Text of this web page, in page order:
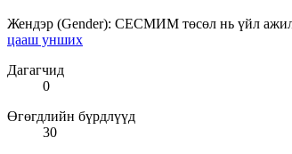
Жендэр (Gender): СЕСМИМ төсөл нь үйл
цааш унших
Дагагчид
0
Өгөгдлийн бүрдлүүд
30